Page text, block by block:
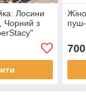
Лосини
Чорний з
700